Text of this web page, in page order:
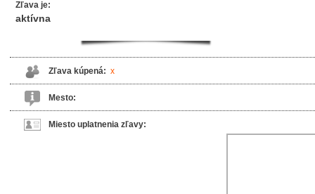
Zľava je:
aktívna
Zľava kúpená: x
Mesto:
Miesto uplatnenia zľavy: